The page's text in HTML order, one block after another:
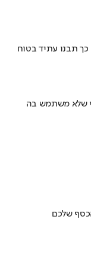
תבנו עתיד בטוח
שלכם